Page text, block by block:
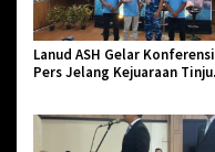
Lanud ASH Gelar Konferensi
Pers Jelang Kejuaraan Tinju